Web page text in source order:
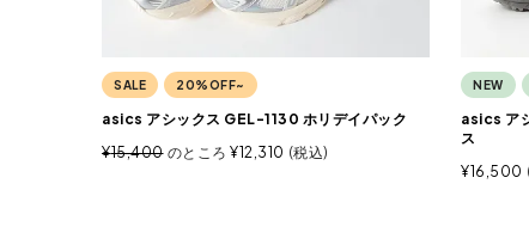
SALE 20%OFF~
asics アシックス GEL-1130 ホリデイパック
¥15,400 のところ ¥12,310 税込
NEW
asics ア
ス
¥16,500